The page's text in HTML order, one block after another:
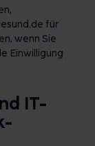
für
wenn Sie
Einwilligung
IT-